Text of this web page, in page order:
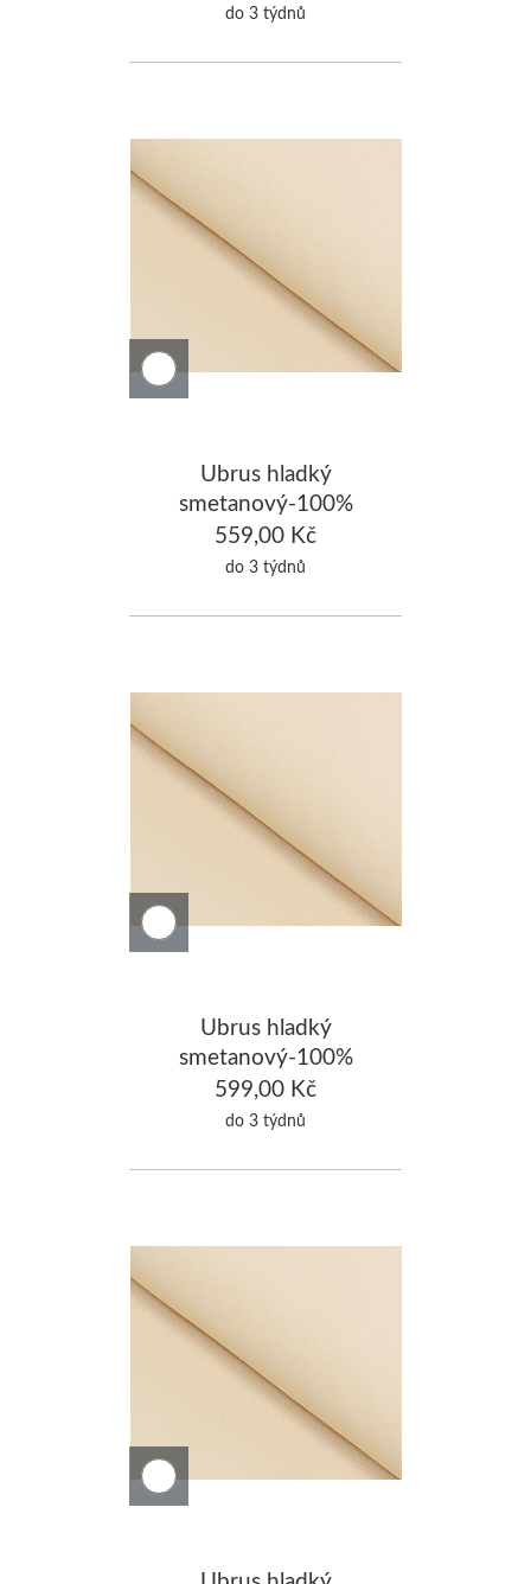
do 3 týdnů
Ubrus hladký
smetanový-100%
Bavlna 140x280cm
559,00 Kč
do 3 týdnů
Ubrus hladký
smetanový-100%
Bavlna 140x300cm
599,00 Kč
do 3 týdnů